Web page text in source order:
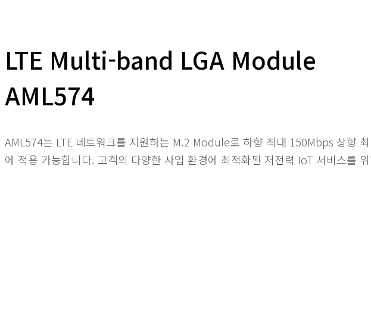
LTE Multi-band LGA Module
AML574
AML574는 LTE 네트워크를 지원하는 M.2 Module로 하향 최대 150Mbps 상향
에 적용 가능합니다. 고객의 다양한 사업 환경에 최적화된 저전력 IoT 서비스를